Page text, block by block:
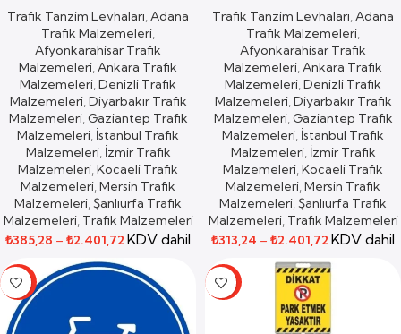
Trafik Tanzim Levhaları,Adana
Trafik Malzemeleri,
Afyonkarahisar Trafik
Malzemeleri,Ankara Trafik
Malzemeleri,Denizli Trafik
Malzemeleri,Diyarbakır Trafik
Malzemeleri,Gaziantep Trafik
Malzemeleri, İstanbul Trafik
Malzemeleri, İzmir Trafik
Malzemeleri,Kocaeli Trafik
Malzemeleri,Mersin Trafik
Malzemeleri,Şanlıurfa Trafik
Malzemeleri, Trafik Malzemeleri
₺385,28 – ₺2.401,72 KDV dahil
Trafik Tanzim Levhaları,Adana
Trafik Malzemeleri,
Afyonkarahisar Trafik
Malzemeleri,Ankara Trafik
Malzemeleri,Denizli Trafik
Malzemeleri,Diyarbakır Trafik
Malzemeleri,Gaziantep Trafik
Malzemeleri, İstanbul Trafik
Malzemeleri, İzmir Trafik
Malzemeleri,Kocaeli Trafik
Malzemeleri,Mersin Trafik
Malzemeleri,Şanlıurfa Trafik
Malzemeleri, Trafik Malzemeleri
₺313,24 – ₺2.401,72 KDV dahil
-59% -50%